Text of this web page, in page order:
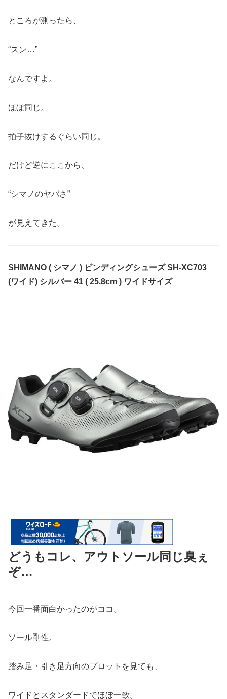
ところが測ったら、
“スン…”
なんですよ。
ほぼ同じ。
拍子抜けするぐらい同じ。
だけど逆にここから、
“シマノのヤバさ”
が見えてきた。
SHIMANO ( シマノ ) ビンディングシューズ SH-XC703
(ワイド) シルバー 41 ( 25.8cm ) ワイドサイズ
どうもコレ、アウトソール同じ臭ぇ
ぞ…
今回一番面白かったのがココ。
ソール剛性。
踏み足・引き足方向のプロットを見ても、
ワイドとスタンダードでほぼ一致。